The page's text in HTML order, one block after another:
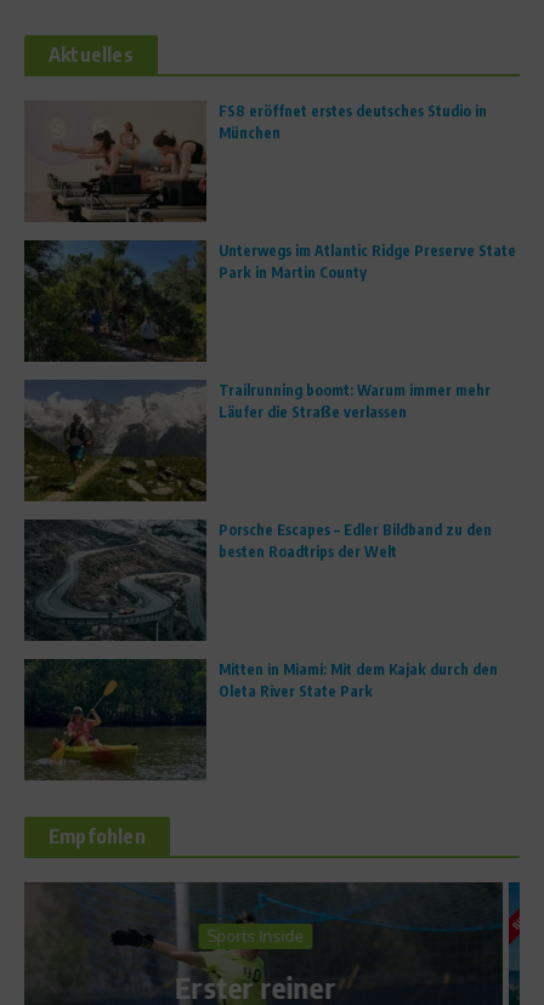
Aktuelles
FS8 eröffnet erstes deutsches Studio in
München
Unterwegs im Atlantic Ridge Preserve State
Park in Martin County
Trailrunning boomt: Warum immer mehr
Läufer die Straße verlassen
Porsche Escapes – Edler Bildband zu den
besten Roadtrips der Welt
Mitten in Miami: Mit dem Kajak durch den
Oleta River State Park
Empfohlen
Ratgeber Ernährung
Bikinifigur – Natürliche